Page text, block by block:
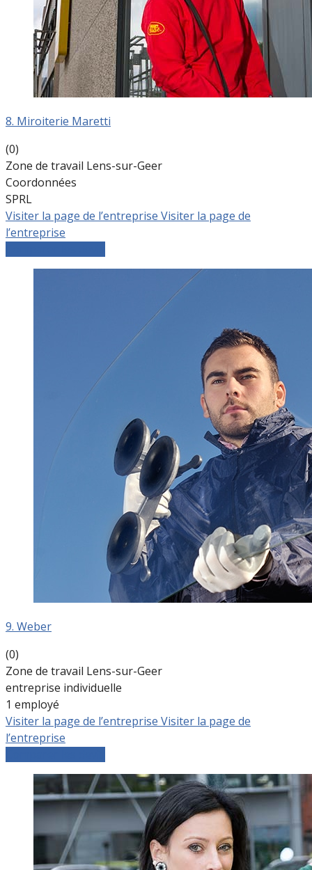
8. Miroiterie Maretti
(0)
Zone de travail Lens-sur-Geer
Coordonnées
SPRL
Visiter la page de l’entreprise Visiter la page de
l’entreprise
9. Weber
(0)
Zone de travail Lens-sur-Geer
entreprise individuelle
1 employé
Visiter la page de l’entreprise Visiter la page de
l’entreprise